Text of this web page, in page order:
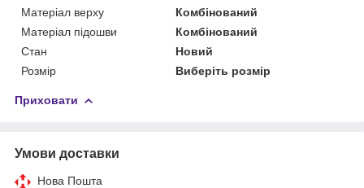
Матеріал верху
Комбінований
Матеріал підошви
Комбінований
Стан
Новий
Розмір
Виберіть розмір
Приховати
Умови доставки
Нова Пошта